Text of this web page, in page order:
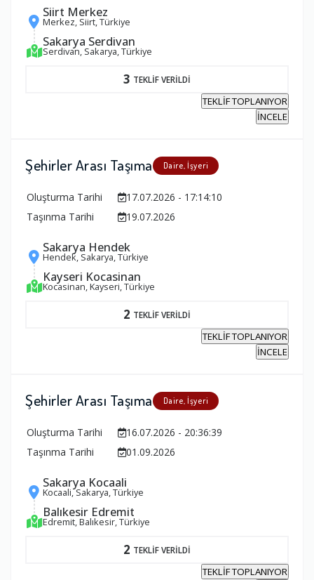
Siirt Merkez
Merkez, Siirt, Türkiye
Sakarya Serdivan
Serdivan, Sakarya, Türkiye
3 TEKLİF VERİLDİ
TEKLİF TOPLANIYOR
İNCELE
Şehirler Arası Taşıma Daire, İşyeri
Oluşturma Tarihi
17.07.2026 - 17:14:10
Taşınma Tarihi
19.07.2026
Sakarya Hendek
Hendek, Sakarya, Türkiye
Kayseri Kocasinan
Kocasinan, Kayseri, Türkiye
2 TEKLİF VERİLDİ
TEKLİF TOPLANIYOR
İNCELE
Şehirler Arası Taşıma Daire, İşyeri
Oluşturma Tarihi
16.07.2026 - 20:36:39
Taşınma Tarihi
01.09.2026
Sakarya Kocaali
Kocaali, Sakarya, Türkiye
Balıkesir Edremit
Edremit, Balıkesir, Türkiye
2 TEKLİF VERİLDİ
TEKLİF TOPLANIYOR